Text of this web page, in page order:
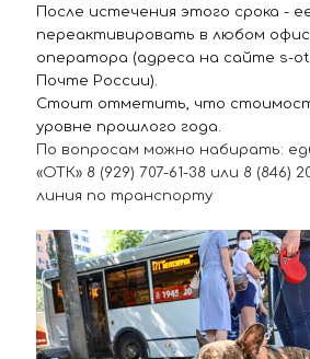
После истечения этого срока -
переактивировать в любом
оператора (адреса на сайте s-
Почте России).
Стоит отметить, что
уровне прошлого года.
По вопросам можно набирать:
«ОТК» 8 (929) 707-61-38 или 8 (846)
линия по транспорту